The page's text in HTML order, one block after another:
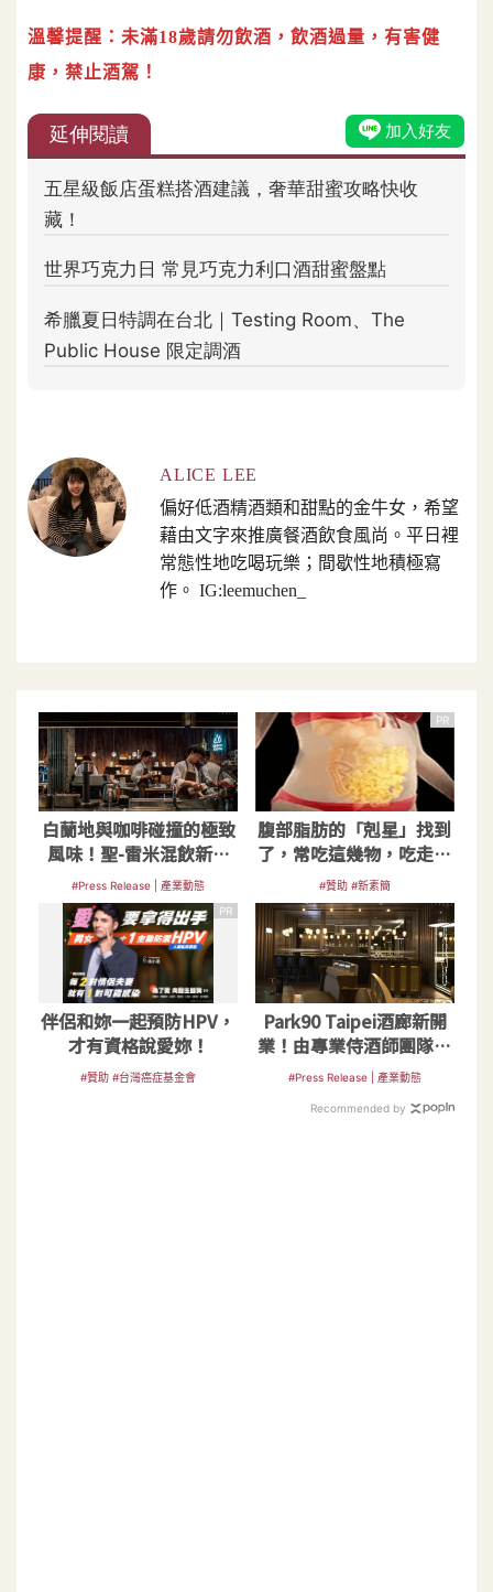
溫馨提醒：未滿18歲請勿飲酒，飲酒過量，有害健
康，禁止酒駕！
ALICE LEE
偏好低酒精酒類和甜點的金牛女，希望
藉由文字來推廣餐酒飲食風尚。平日裡
常態性地吃喝玩樂；間歇性地積極寫
作。 IG:leemuchen_
白蘭地與咖啡碰撞的極致
風味！聖-雷米混飲新風
潮來襲
#Press Release | 產業動態
PR
腹部脂肪的「剋星」找到
了，常吃這幾物，吃走大
肚囊，瘦出小蠻腰
#贊助 #新素簡
PR
伴侶和妳一起預防HPV，
才有資格說愛妳！
#贊助 #台灣癌症基金會
Park90 Taipei酒廊新開
業！由專業侍酒師團隊禮
獻全球頂級葡萄酒
#Press Release | 產業動態
Recommended by